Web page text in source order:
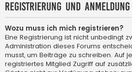
Registrierung und Anmeldung
Wozu muss ich mich registrieren?
Eine Registrierung ist nicht unbedingt
Administration dieses Forums
musst, um Beiträge zu schreiben. Auf
registriertes Mitglied Zugriff auf